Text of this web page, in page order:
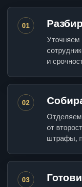
01
Уточняем
и
02
Отделяем
от
штрафы,
03